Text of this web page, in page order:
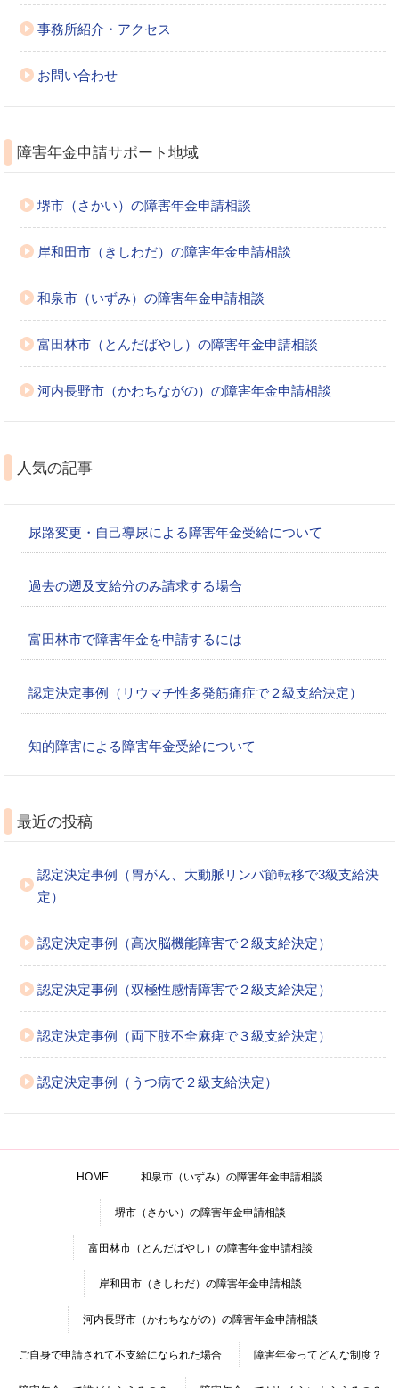
事務所紹介・アクセス
お問い合わせ
障害年金申請サポート地域
堺市（さかい）の障害年金申請相談
岸和田市（きしわだ）の障害年金申請相談
和泉市（いずみ）の障害年金申請相談
富田林市（とんだばやし）の障害年金申請相談
河内長野市（かわちながの）の障害年金申請相談
人気の記事
尿路変更・自己導尿による障害年金受給について
過去の遡及支給分のみ請求する場合
富田林市で障害年金を申請するには
認定決定事例（リウマチ性多発筋痛症で２級支給決定）
知的障害による障害年金受給について
最近の投稿
認定決定事例（胃がん、大動脈リンパ節転移で3級支給決
定）
認定決定事例（高次脳機能障害で２級支給決定）
認定決定事例（双極性感情障害で２級支給決定）
認定決定事例（両下肢不全麻痺で３級支給決定）
認定決定事例（うつ病で２級支給決定）
HOME 和泉市（いずみ）の障害年金申請相談
堺市（さかい）の障害年金申請相談
富田林市（とんだばやし）の障害年金申請相談
岸和田市（きしわだ）の障害年金申請相談
河内長野市（かわちながの）の障害年金申請相談
ご自身で申請されて不支給になられた場合 障害年金ってどんな制度？